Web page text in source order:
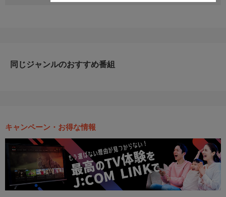
同じジャンルのおすすめ番組
キャンペーン・お得な情報